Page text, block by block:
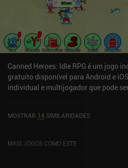
Canned Heroes: Idle RPG é um jogo
gratuito disponível para Android e
individual e multijogador que pode
3,8 de 5,0 no Google Play e 4,7 de 5,0
MOSTRAR 14 SIMILARIDADES
MAIS JOGOS COMO ESTE